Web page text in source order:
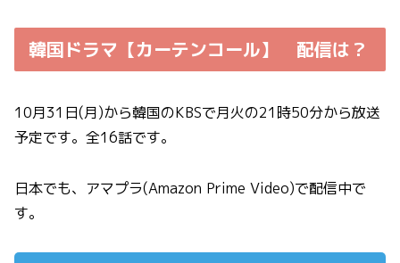
韓国ドラマ【カーテンコール】 配信は？
10月31日(月)から韓国のKBSで月火の21時50分から放送
予定です。全16話です。
日本でも、アマプラ(Amazon Prime Video)で配信中で
す。